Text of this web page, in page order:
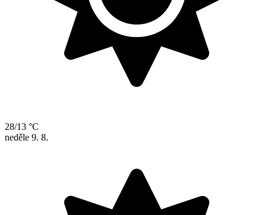
28/13 °C
neděle 9. 8.